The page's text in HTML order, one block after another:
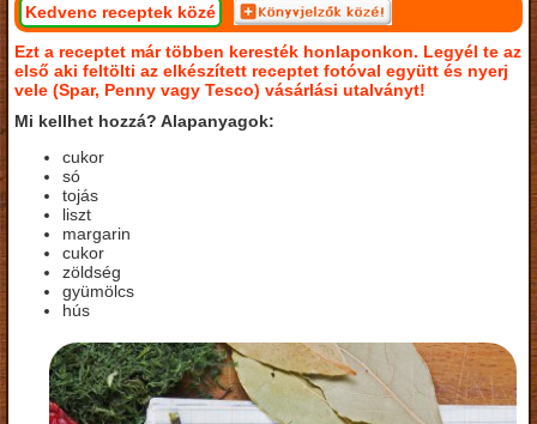
Kedvenc receptek közé
Ezt a receptet már többen keresték honlaponkon. Legyél te az
első aki feltölti az elkészített receptet fotóval együtt és nyerj
vele (Spar, Penny vagy Tesco) vásárlási utalványt!
Mi kellhet hozzá? Alapanyagok:
cukor
só
tojás
liszt
margarin
cukor
zöldség
gyümölcs
hús